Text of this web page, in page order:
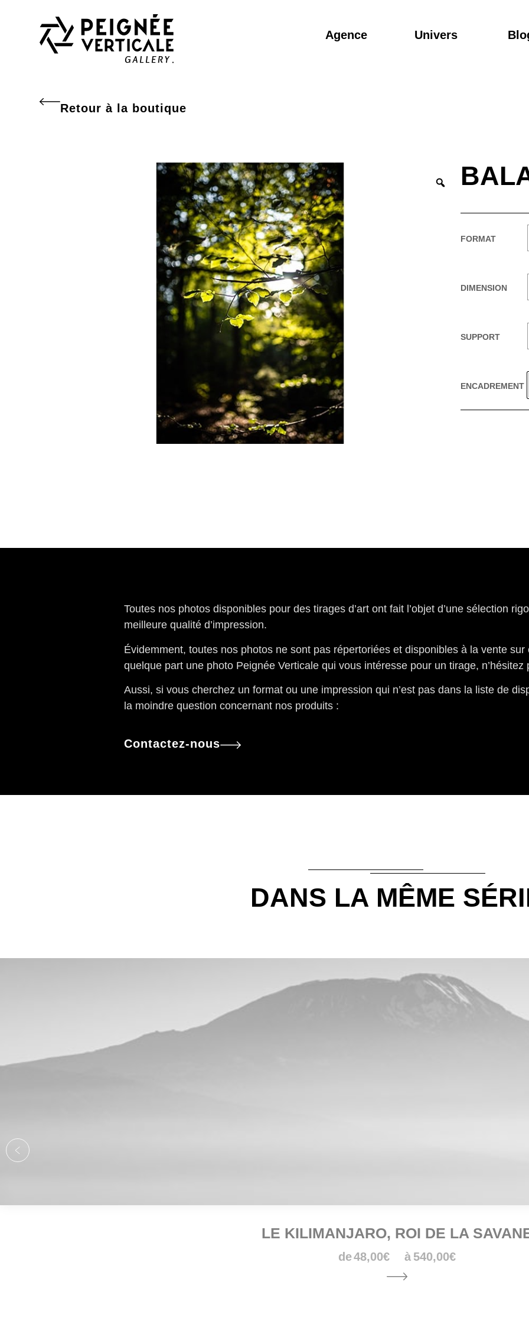
Agence Univers
Retour à la boutique
FORMAT
DIMENSION
SUPPORT
ENCADREMENT
Toutes nos photos disponibles pour des tirages d’art ont fait l’objet d’une sélection
meilleure qualité d’impression.
Évidemment, toutes nos photos ne sont pas répertoriées et disponibles à la vente
quelque part une photo Peignée Verticale qui vous intéresse pour un tirage,
Aussi, si vous cherchez un format ou une impression qui n’est pas dans la liste de
la moindre question concernant nos produits :
Contactez-nous
DANS LA MÊME
LE KILIMANJARO, ROI DE LA
48,00€ – 540,00€